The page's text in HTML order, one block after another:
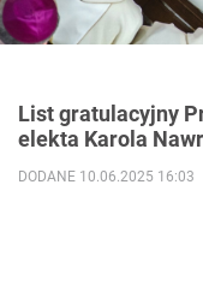
List gratulacyjny
elekta Karola
DODANE 10.06.2025 16:03